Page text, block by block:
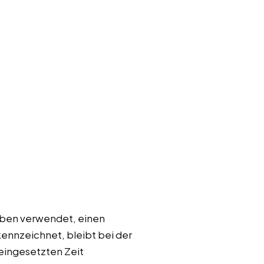
verwendet, einen
bleibt bei der
Zeit